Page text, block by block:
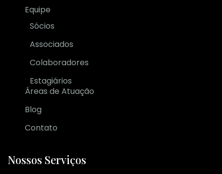
Equipe
Sócios
Associados
Colaboradores
Estagiários
Áreas de Atuação
Blog
Contato
Nossos Serviços